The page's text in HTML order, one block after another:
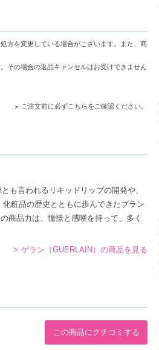
能。
方を変更している場合がございます。また、商
その場合の返品キャンセルはお受けできません
ご注文前に必ずこちらをご確認ください。
も言われるリキッドリップの開発や、
粧品の歴史とともに歩んできたブラン
商品力は、憧憬と感嘆を持って、多く
ゲラン（GUERLAIN）の商品を見る
この商品にクチコミする